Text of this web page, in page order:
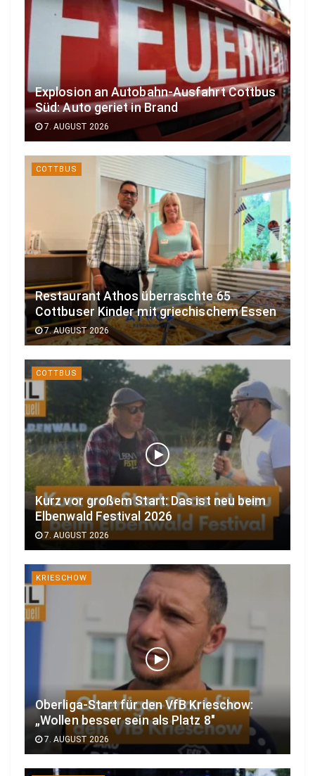
Explosion an Autobahn-Ausfahrt Cottbus
Süd: Auto geriet in Brand
7. AUGUST 2026
COTTBUS
Restaurant Athos überraschte 65
Cottbuser Kinder mit griechischem Essen
7. AUGUST 2026
COTTBUS
Kurz vor großem Start: Das ist neu beim
Elbenwald Festival 2026
7. AUGUST 2026
KRIESCHOW
Oberliga-Start für den VfB Krieschow:
„Wollen besser sein als Platz 8″
7. AUGUST 2026